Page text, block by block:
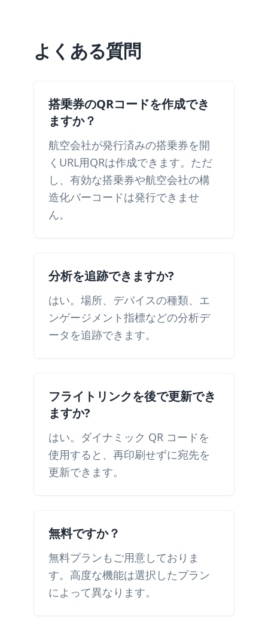
よくある質問
搭乗券のQRコードを作成でき
ますか？
航空会社が発行済みの搭乗券を開
くURL用QRは作成できます。ただ
し、有効な搭乗券や航空会社の構
造化バーコードは発行できませ
ん。
分析を追跡できますか?
はい。場所、デバイスの種類、エ
ンゲージメント指標などの分析デ
ータを追跡できます。
フライトリンクを後で更新でき
ますか?
はい。ダイナミック QR コードを
使用すると、再印刷せずに宛先を
更新できます。
無料ですか？
無料プランもご用意しておりま
す。高度な機能は選択したプラン
によって異なります。